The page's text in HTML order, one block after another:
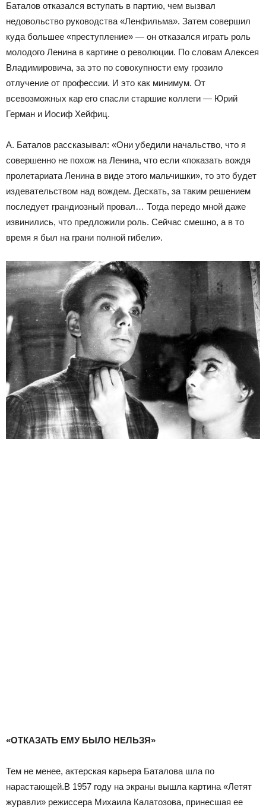
Баталов отказался вступать в партию, чем вызвал
недовольство руководства «Ленфильма». Затем совершил
куда большее «преступление» — он отказался играть роль
молодого Ленина в картине о революции. По словам Алексея
Владимировича, за это по совокупности ему грозило
отлучение от профессии. И это как минимум. От
всевозможных кар его спасли старшие коллеги — Юрий
Герман и Иосиф Хейфиц.
А. Баталов рассказывал: «Они убедили начальство, что я
совершенно не похож на Ленина, что если «показать вождя
пролетариата Ленина в виде этого мальчишки», то это будет
издевательством над вождем. Дескать, за таким решением
последует грандиозный провал… Тогда передо мной даже
извинились, что предложили роль. Сейчас смешно, а в то
время я был на грани полной гибели».
«ОТКАЗАТЬ ЕМУ БЫЛО НЕЛЬЗЯ»
Тем не менее, актерская карьера Баталова шла по
нарастающей.В 1957 году на экраны вышла картина «Летят
журавли» режиссера Михаила Калатозова, принесшая ее